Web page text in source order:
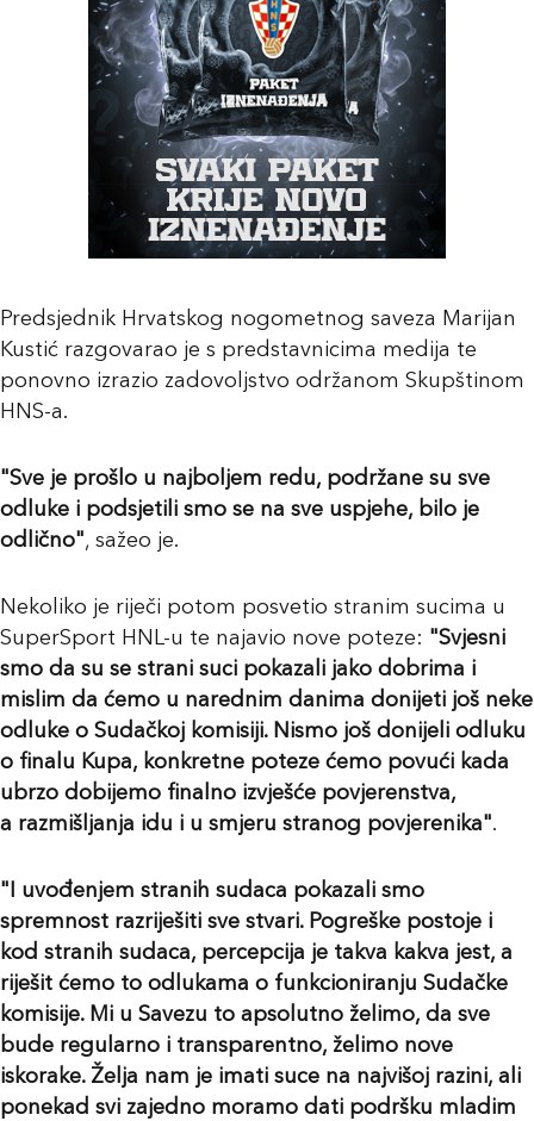
Predsjednik Hrvatskog nogometnog saveza Marijan
Kustić razgovarao je s predstavnicima medija te
ponovno izrazio zadovoljstvo održanom Skupštinom
HNS-a.
"Sve je prošlo u najboljem redu, podržane su sve
odluke i podsjetili smo se na sve uspjehe, bilo je
odlično", sažeo je.
Nekoliko je riječi potom posvetio stranim sucima u
SuperSport HNL-u te najavio nove poteze: "Svjesni
smo da su se strani suci pokazali jako dobrima i
mislim da ćemo u narednim danima donijeti još neke
odluke o Sudačkoj komisiji. Nismo još donijeli odluku
o finalu Kupa, konkretne poteze ćemo povući kada
ubrzo dobijemo finalno izvješće povjerenstva,
a razmišljanja idu i u smjeru stranog povjerenika".
"I uvođenjem stranih sudaca pokazali smo
spremnost razriješiti sve stvari. Pogreške postoje i
kod stranih sudaca, percepcija je takva kakva jest, a
riješit ćemo to odlukama o funkcioniranju Sudačke
komisije. Mi u Savezu to apsolutno želimo, da sve
bude regularno i transparentno, želimo nove
iskorake. Želja nam je imati suce na najvišoj razini, ali
ponekad svi zajedno moramo dati podršku mladim